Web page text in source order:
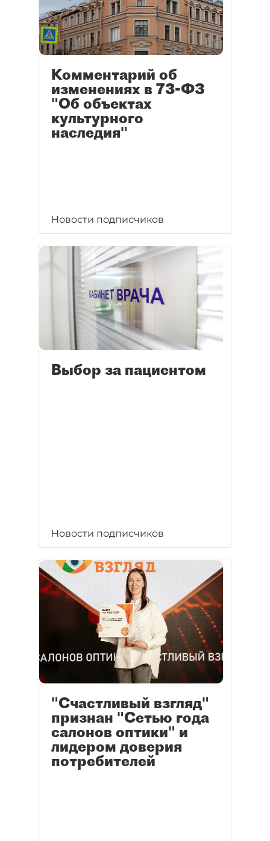
Комментарий об
изменениях в 73-ФЗ
"Об объектах
культурного
наследия"
Новости подписчиков
Выбор за пациентом
Новости подписчиков
"Счастливый взгляд"
признан "Сетью года
салонов оптики" и
лидером доверия
потребителей